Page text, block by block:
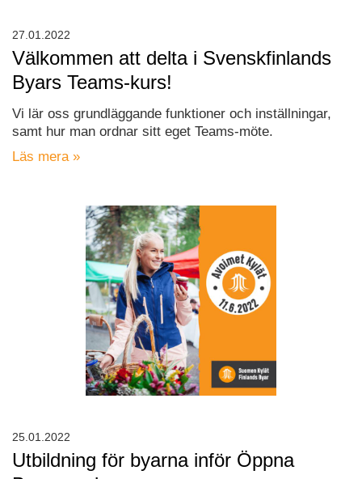
Välkommen att delta i Svenskfinlands
Byars Teams-kurs!
Vi lär oss grundläggande funktioner och inställningar,
samt hur man ordnar sitt eget Teams-möte.
Läs mera »
27.01.2022
Utbildning för byarna inför Öppna
25.01.2022